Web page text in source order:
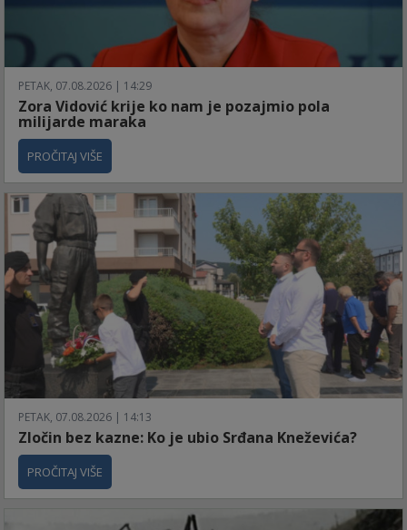
PETAK, 07.08.2026 | 14:29
Zora Vidović krije ko nam je pozajmio pola
milijarde maraka
PROČITAJ VIŠE
PETAK, 07.08.2026 | 14:13
Zločin bez kazne: Ko je ubio Srđana Kneževića?
PROČITAJ VIŠE